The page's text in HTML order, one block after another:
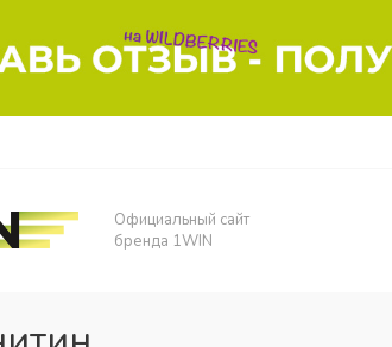
Официальный сайт
бренда 1WIN